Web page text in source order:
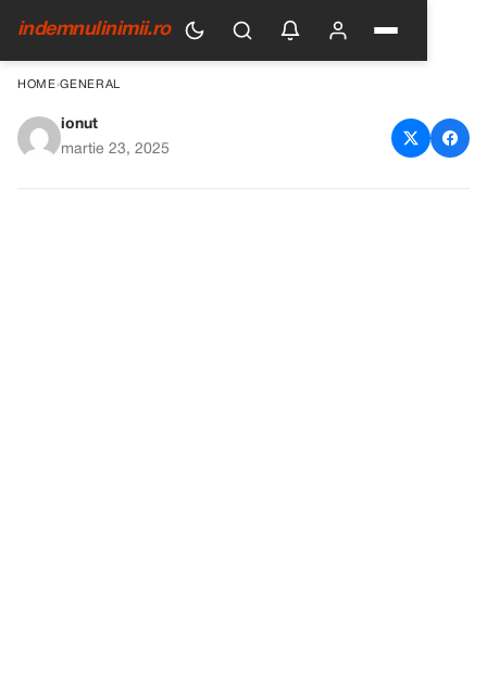
indemnulinimii.ro
HOME›GENERAL
„Ce naiba ai adus pe lume
ionut
martie 23, 2025